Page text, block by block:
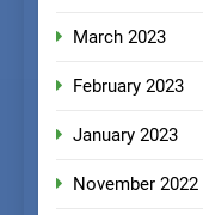
March 2023
February 2023
January 2023
November 2022